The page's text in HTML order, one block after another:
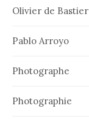
Olivier de Bastier
Pablo Arroyo
Photographe
Photographie